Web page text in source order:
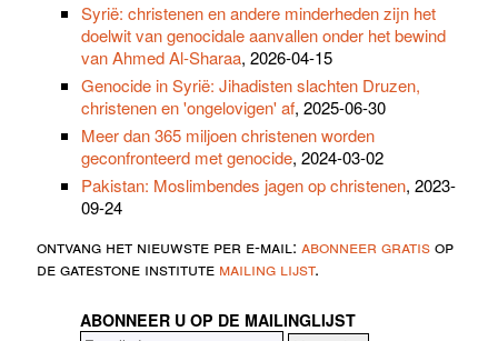
Syrië: christenen en andere minderheden zijn het
doelwit van genocidale aanvallen onder het bewind
van Ahmed Al-Sharaa, 2026-04-15
Genocide in Syrië: Jihadisten slachten Druzen,
christenen en 'ongelovigen' af, 2025-06-30
Meer dan 365 miljoen christenen worden
geconfronteerd met genocide, 2024-03-02
Pakistan: Moslimbendes jagen op christenen, 2023-
09-24
ontvang het nieuwste per e-mail: abonneer gratisop
de gatestone institute mailing lijst.
ABONNEER U OP DE MAILINGLIJST